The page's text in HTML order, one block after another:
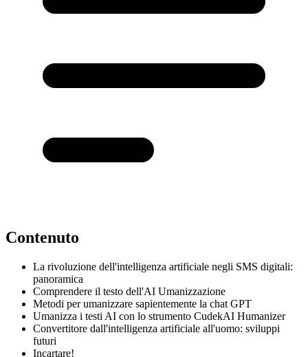
Contenuto
La rivoluzione dell'intelligenza artificiale negli SMS digitali:
panoramica
Comprendere il testo dell'AI Umanizzazione
Metodi per umanizzare sapientemente la chat GPT
Umanizza i testi AI con lo strumento CudekAI Humanizer
Convertitore dall'intelligenza artificiale all'uomo: sviluppi
futuri
Incartare!